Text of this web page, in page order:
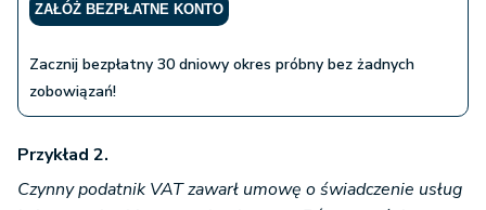
ZAŁÓŻ BEZPŁATNE KONTO
Zacznij bezpłatny 30 dniowy okres próbny bez żadnych
zobowiązań!
Przykład 2.
Czynny podatnik VAT zawarł umowę o świadczenie usług